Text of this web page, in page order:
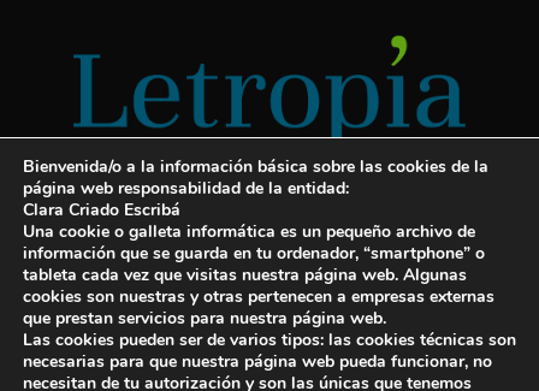
Servicios para escritores
¡Letropía te ayuda con tu libro!
Bienvenida/o a la información básica sobre las cookies de la
página web responsabilidad de la entidad:
Clara Criado Escribá
Una cookie o galleta informática es un pequeño archivo de
información que se guarda en tu ordenador, “smartphone” o
tableta cada vez que visitas nuestra página web. Algunas
cookies son nuestras y otras pertenecen a empresas externas
que prestan servicios para nuestra página web.
Las cookies pueden ser de varios tipos: las cookies técnicas son
necesarias para que nuestra página web pueda funcionar, no
necesitan de tu autorización y son las únicas que tenemos